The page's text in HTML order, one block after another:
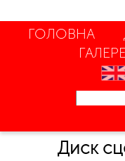
ГОЛОВНА
en
Диск